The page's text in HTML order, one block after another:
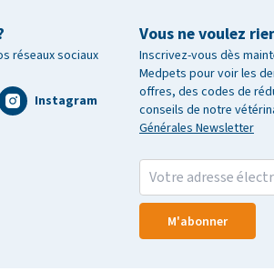
Vous ne voulez
Inscrivez-vous dès
Medpets pour voir les
offres, des codes de
conseils de notre
Générales Newsletter
M'abonner
réseaux sociaux
Instagram